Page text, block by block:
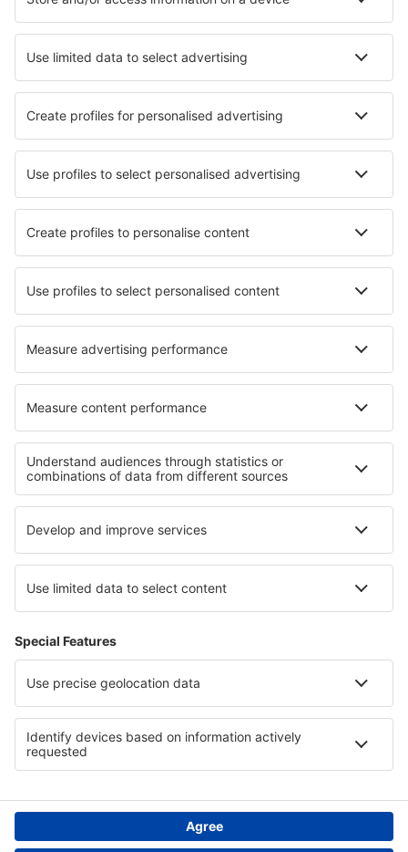
Hoteluri în San Francisco Hoteluri în Phoenix
Hoteluri în Blue Eye Hoteluri Supply
Cele mai bune hoteluri - orașe
Hoteluri în Instincion Hoteluri în Klingenmünster
Hoteluri în Moritzburg Hoteluri în Daxu
Hoteluri în Brufa Hoteluri în Laces
Hoteluri în Bra Hoteluri în Chaweng Beach
Cele mai bune hoteluri - regiuni
Hoteluri in Washington Hoteluri in New York
Hoteluri in Delaware Beaches
Hoteluri la Parcul Național Sequoia
Hoteluri in Karongwe Game Reserve
Hoteluri in Regiunea Maule Hoteluri in Saxonia-Anhalt